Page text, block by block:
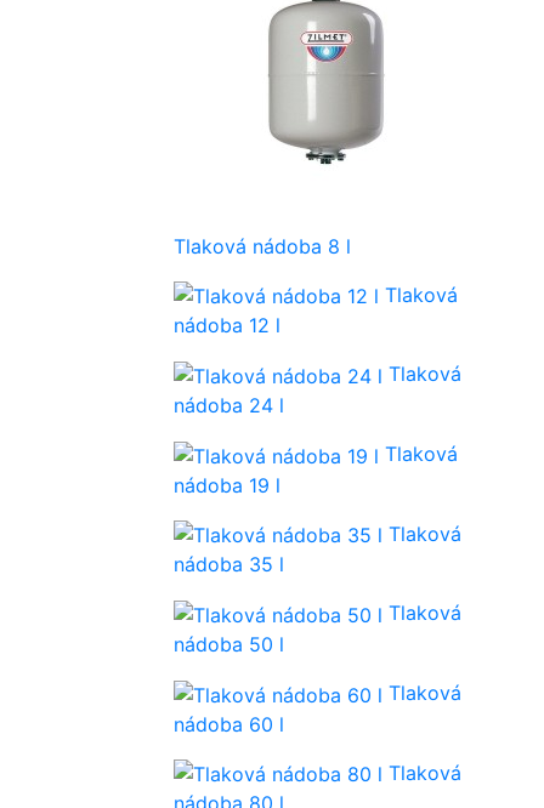
Tlaková nádoba 8 l
Tlaková
nádoba 12 l
Tlaková
nádoba 24 l
Tlaková
nádoba 19 l
Tlaková
nádoba 35 l
Tlaková
nádoba 50 l
Tlaková
nádoba 60 l
Tlaková